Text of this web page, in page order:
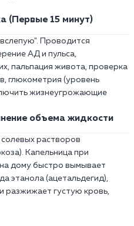
(Первые 15 минут)
Проводится
АД и пульса,
пальпация живота, проверка
глюкометрия (уровень
жизнеугрожающие
объема жидкости
растворов
Капельница при
дому быстро вымывает
этанола (ацетальдегид),
разжижает густую кровь,